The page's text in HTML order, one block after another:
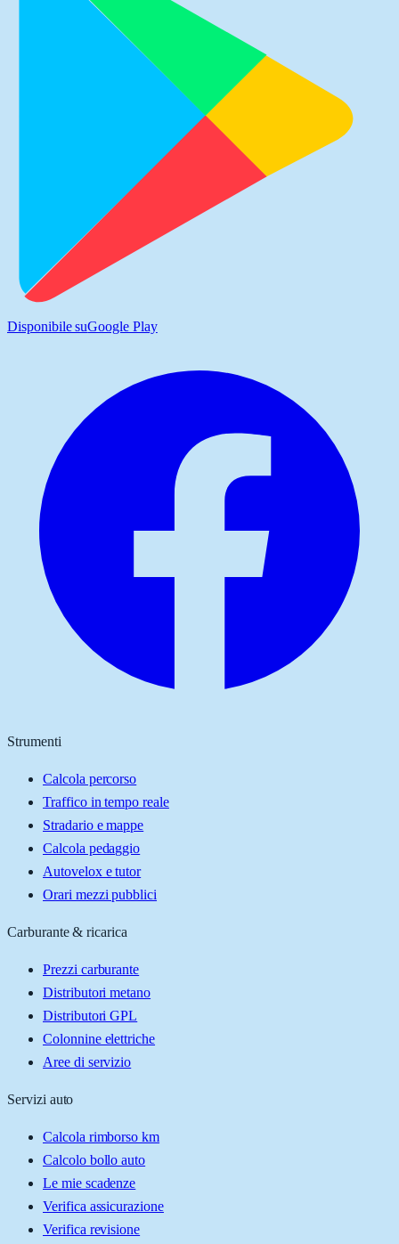
Disponibile suGoogle Play
Strumenti
Calcola percorso
Traffico in tempo reale
Stradario e mappe
Calcola pedaggio
Autovelox e tutor
Orari mezzi pubblici
Carburante & ricarica
Prezzi carburante
Distributori metano
Distributori GPL
Colonnine elettriche
Aree di servizio
Servizi auto
Calcola rimborso km
Calcolo bollo auto
Le mie scadenze
Verifica assicurazione
Verifica revisione